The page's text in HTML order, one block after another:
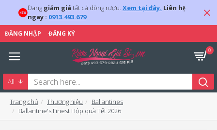
Đang giảm giá tất cả dòng rượu. Xem tại đây. Liên hệ
ngay : 0913.493.679
ĐĂNG NHẬP ĐĂNG KÝ
0
All
Trang chủ Thương hiệu
Ballantines
Ballantine's Finest Hộp quà Tết 2026